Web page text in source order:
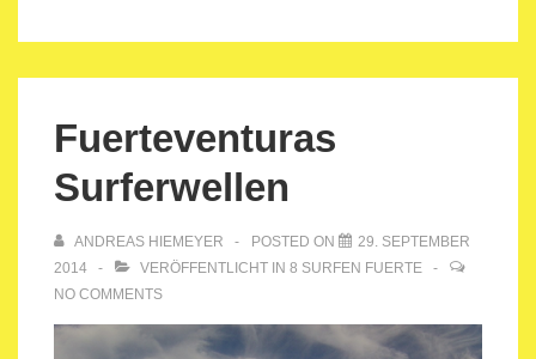
Fuerteventuras
Surferwellen
ANDREAS HIEMEYER POSTED ON
29. SEPTEMBER
2014
VERÖFFENTLICHT IN 8 SURFEN FUERTE
NO COMMENTS